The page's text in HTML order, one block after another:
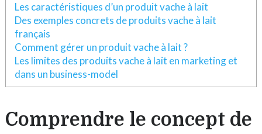
Les caractéristiques d’un produit vache à lait
Des exemples concrets de produits vache à lait
français
Comment gérer un produit vache à lait ?
Les limites des produits vache à lait en marketing et
dans un business-model
Comprendre le concept de